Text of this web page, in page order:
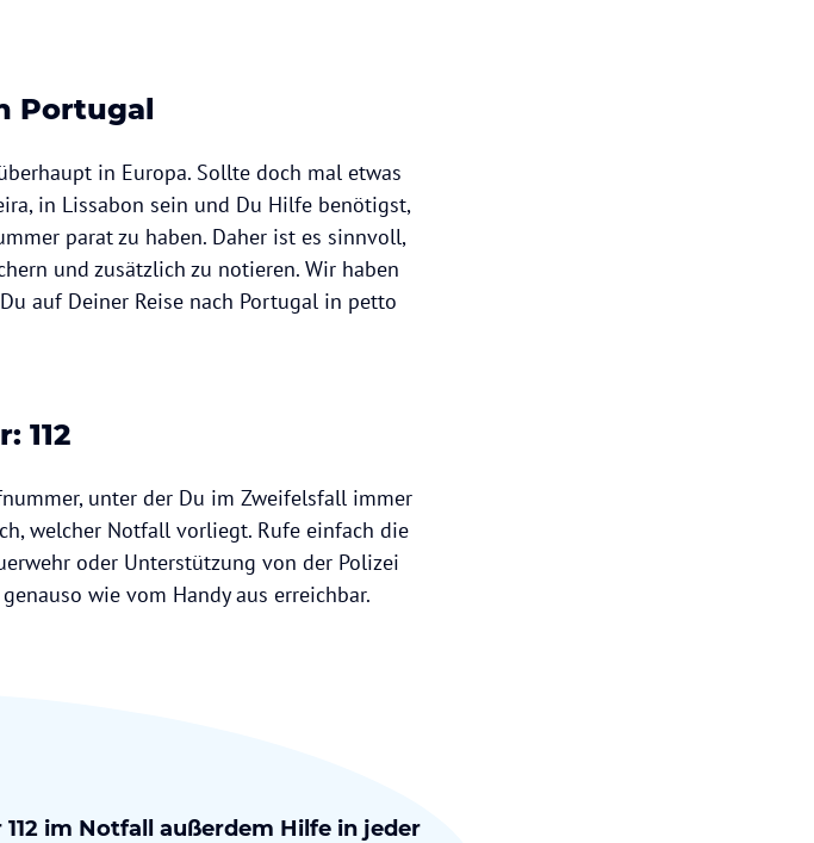
Portugal
in Europa. Sollte doch mal etwas
in Lissabon sein und Du Hilfe benötigst,
parat zu haben. Daher ist es sinnvoll,
und zusätzlich zu notieren. Wir haben
auf Deiner Reise nach Portugal in petto
112
unter der Du im Zweifelsfall immer
welcher Notfall vorliegt. Rufe einfach die
oder Unterstützung von der Polizei
wie vom Handy aus erreichbar.
im Notfall außerdem Hilfe in jeder